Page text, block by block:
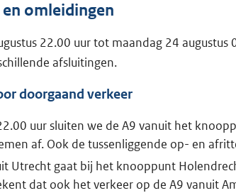
omleidingen
22.00 uur tot maandag 24
afsluitingen.
doorgaand verkeer
uur sluiten we de A9 vanuit het
af. Ook de tussenliggende op- en
Utrecht gaat bij het knooppunt
dat ook het verkeer op de A9 vanuit